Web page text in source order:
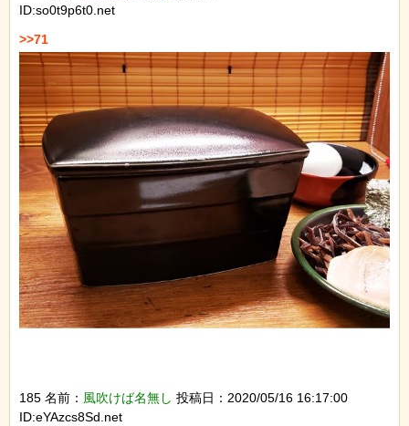
ID:so0t9p6t0.net
185 名前： 風吹けば名無し 投稿日：2020/05/16 16:17:00
ID:eYAzcs8Sd.net